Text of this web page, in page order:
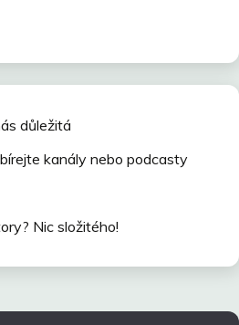
důležitá
kanály nebo podcasty
Nic složitého!